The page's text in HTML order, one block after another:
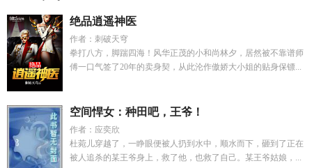
绝品逍遥神医
作者：刺破天穹
拳打八方，脚踹四海！风华正茂的小和尚林夕，居然被不靠谱师
傅一口气签了20年的卖身契，从此沦作傲娇大小姐的贴身保镖...
空间悍女：种田吧，王爷！
作者：应奕欣
杜菀儿穿越了，一睁眼便被人扔到水中，顺水而下，砸到了正在
被人追杀的某王爷身上，救了他，也救了自己。某王爷姑娘，...